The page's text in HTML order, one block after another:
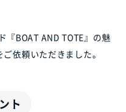
BOAT AND TOTE』の魅
依頼いただきました。
ト